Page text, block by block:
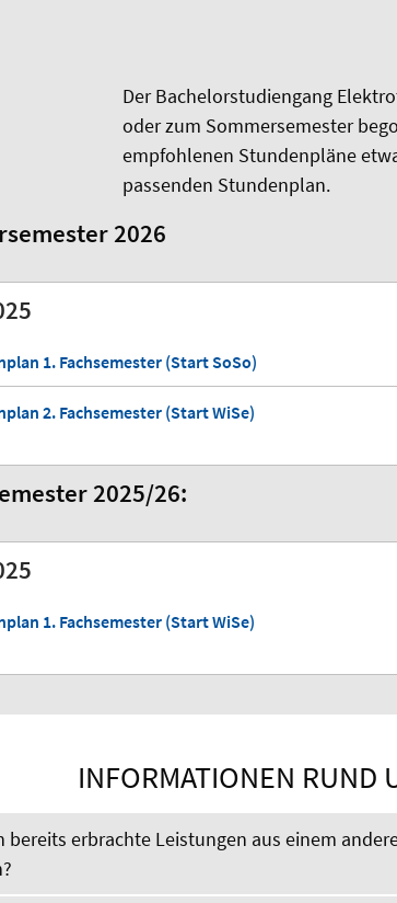
Der Bachelorstudiengang
oder zum Sommersemester
empfohlenen Stundenpläne
passenden Stundenplan.
2026
1. Fachsemester (Start SoSo)
2. Fachsemester (Start WiSe)
2025/26:
1. Fachsemester (Start WiSe)
INFORMATIONEN RUND
bereits erbrachte Leistungen aus einem